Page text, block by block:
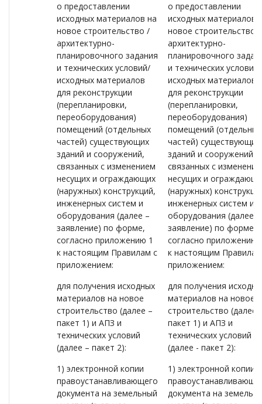
о предоставлении
исходных материалов на
новое строительство /
архитектурно-
планировочного задания
и технических условий/
исходных материалов
для реконструкции
(перепланировки,
переоборудования)
помещений (отдельных
частей) существующих
зданий и сооружений,
связанных с изменением
несущих и ограждающих
(наружных) конструкций,
инженерных систем и
оборудования (далее –
заявление) по форме,
согласно приложению 1
к настоящим Правилам с
приложением:
для получения исходных
материалов на новое
строительство (далее –
пакет 1) и АПЗ и
технических условий
(далее – пакет 2):
1) электронной копии
правоустанавливающего
документа на земельный
о предоставлении
исходных материалов
новое строительство /
архитектурно-
планировочного
и технических условий/
исходных материалов
для реконструкции
(перепланировки,
переоборудования)
помещений (отдельных
частей) существующих
зданий и сооружений,
связанных с
несущих и
(наружных)
инженерных систем и
оборудования (далее -
заявление) по форме,
согласно приложению
к настоящим
приложением:
для получения
материалов на новое
строительство (далее -
пакет 1) и АПЗ и
технических условий
(далее - пакет 2):
1) электронной копии
документа на